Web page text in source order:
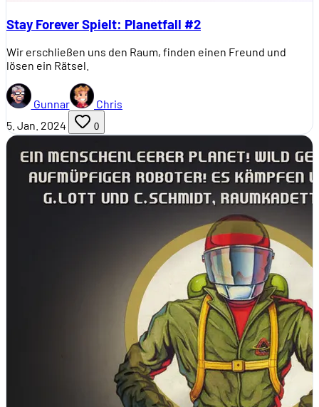
Stay Forever Spielt: Planetfall #2
Wir erschließen uns den Raum, finden einen Freund und
lösen ein Rätsel.
Gunnar
Chris
5. Jan. 2024
0